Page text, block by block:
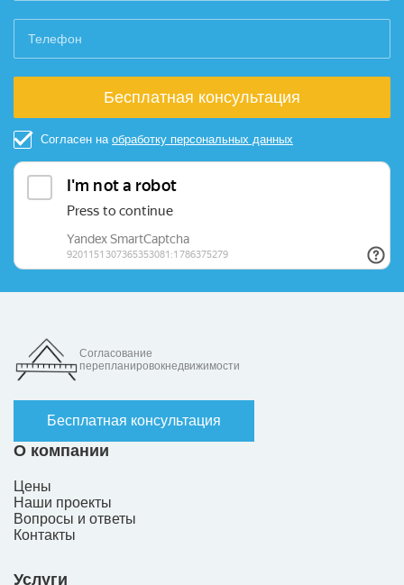
Согласен на обработку персональных данных
Согласование
перепланировокнедвижимости
Бесплатная консультация
О компании
Цены
Наши проекты
Вопросы и ответы
Контакты
Услуги